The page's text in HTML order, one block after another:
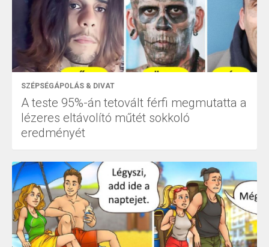
SZÉPSÉGÁPOLÁS & DIVAT
A teste 95%-án tetovált férfi megmutatta a
lézeres eltávolító műtét sokkoló
eredményét